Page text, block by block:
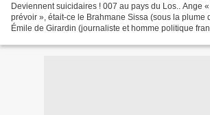
Deviennent suicidaires ! 007 au pays du Los.. Ange «
prévoir », était-ce le Brahmane Sissa (sous la plume
Émile de Girardin (journaliste et homme politique